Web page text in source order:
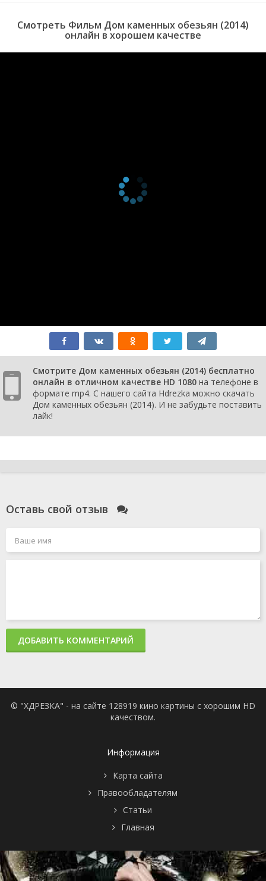
Смотреть Фильм Дом каменных обезьян (2014)
онлайн в хорошем качестве
Смотрите Дом каменных обезьян (2014) бесплатно
онлайн в отличном качестве HD 1080 на телефоне в
формате mp4. С нашего сайта Hdrezka можно скачать
Дом каменных обезьян (2014). И не забудьте поставить
лайк!
Оставь свой отзыв
ДОБАВИТЬ КОММЕНТАРИЙ
© "ХДРЕЗКА" - на сайте 128919 кино картины с хорошим HD
качеством.
Информация
Карта сайта
Правообладателям
Статьи
Главная